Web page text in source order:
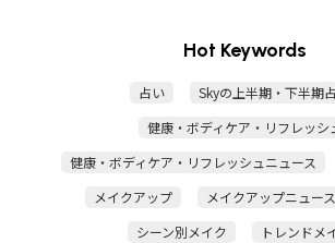
Hot Keywords
占い
Skyの上半期・下半期
健康・ボディケア・リフレッシ
健康・ボディケア・リフレッシュニュース
メイクアップ
メイクアップニュース
シーン別メイク
トレンドメ